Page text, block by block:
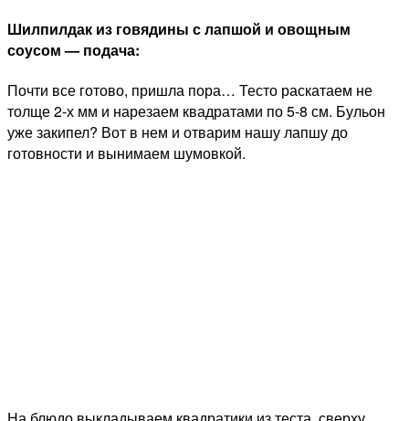
Шилпилдак из говядины с лапшой и овощным
соусом — подача:
Почти все готово, пришла пора… Тесто раскатаем не
толще 2-х мм и нарезаем квадратами по 5-8 см. Бульон
уже закипел? Вот в нем и отварим нашу лапшу до
готовности и вынимаем шумовкой.